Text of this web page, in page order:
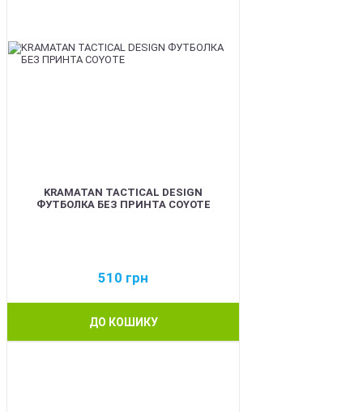
KRAMATAN TACTICAL DESIGN
ФУТБОЛКА БЕЗ ПРИНТА COYOTE
510 грн
ДО КОШИКУ